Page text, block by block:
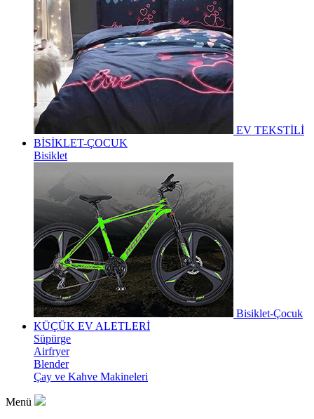
EV TEKSTİLİ
BİSİKLET-ÇOCUK
Bisiklet
Bisiklet-Çocuk
KÜÇÜK EV ALETLERİ
Süpürge
Airfryer
Blender
Çay ve Kahve Makineleri
Menü